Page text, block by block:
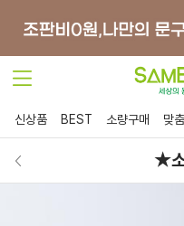
신상품 BEST 소량구매 맞
★